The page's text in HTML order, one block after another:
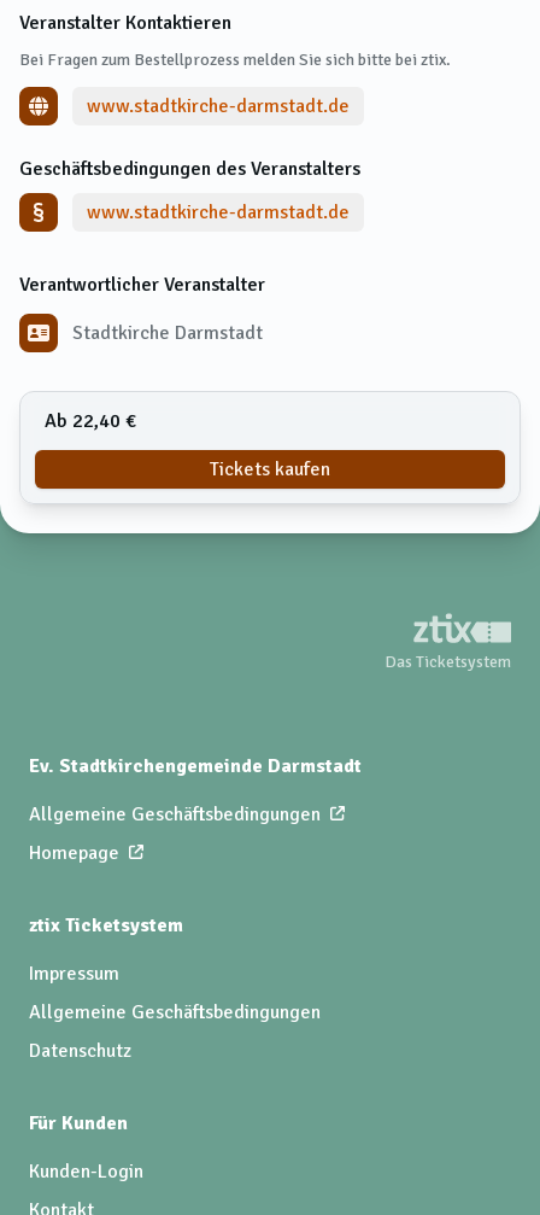
Veranstalter Kontaktieren
Bei Fragen zum Bestellprozess melden Sie sich bitte bei ztix.
www.stadtkirche-darmstadt.de
Geschäftsbedingungen des Veranstalters
www.stadtkirche-darmstadt.de
Verantwortlicher Veranstalter
Stadtkirche Darmstadt
Ab 22,40 €
Tickets kaufen
Das Ticketsystem
Ev. Stadtkirchengemeinde Darmstadt
Allgemeine Geschäftsbedingungen
Homepage
ztix Ticketsystem
Impressum
Allgemeine Geschäftsbedingungen
Datenschutz
Für Kunden
Kunden-Login
Kontakt